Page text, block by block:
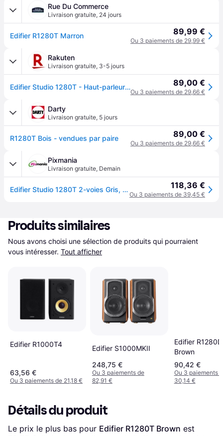
Rue Du Commerce
Livraison gratuite, 24 jours
Edifier R1280T Marron 89,99 €
Ou 3 paiements de 29,99 €
Rakuten
Livraison gratuite, 3-5 jours
Edifier Studio 1280T - Haut-parleurs - étagère - 42 watt (Totale) - 2 voies 89,00 €
Ou 3 paiements de 29,66 €
Darty
Livraison gratuite, 5 jours
R1280T Bois - vendues par paire 89,00 €
Ou 3 paiements de 29,66 €
Pixmania
Livraison gratuite, Demain
Edifier Studio 1280T 2-voies Gris, Bois Avec fil 21 W - Neuf 118,36 €
Ou 3 paiements de 39,45 €
Produits similaires
Nous avons choisi une sélection de produits qui pourraient
vous intéresser. Tout afficher
Edifier R1000T4
63,56 €
Ou 3 paiements de 21,18 €
Edifier S1000MKII
248,75 €
Ou 3 paiements de
82,91 €
Edifier
Brown
90,42 €
Ou 3 paiements
30,14 €
Détails du produit
Le prix le plus bas pour Edifier R1280T Brown